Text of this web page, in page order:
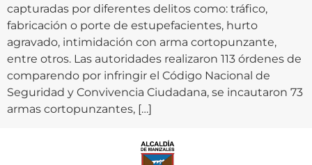
capturadas por diferentes delitos como: tráfico,
fabricación o porte de estupefacientes, hurto
agravado, intimidación con arma cortopunzante,
entre otros. Las autoridades realizaron 113 órdenes de
comparendo por infringir el Código Nacional de
Seguridad y Convivencia Ciudadana, se incautaron 73
armas cortopunzantes, […]